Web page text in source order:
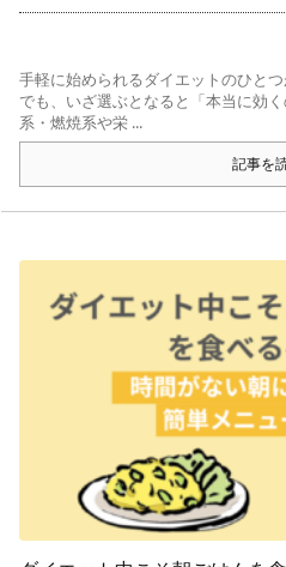
手軽に始められるダイエットのひと
でも、いざ選ぶとなると「本当に効
系・燃焼系や栄 ...
記事を